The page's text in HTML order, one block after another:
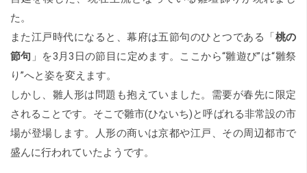
た。
また江戸時代になると、幕府は五節句のひとつである「桃の
節句 」を3月3日の節目に定めます。ここから“雛遊び”は“雛祭
り”へと姿を変えます。
しかし、雛人形は問題も抱えていました。需要が春先に限定
されることです。そこで雛市(ひないち)と呼ばれる非常設の市
場が登場します。人形の商いは京都や江戸、その周辺都市で
盛んに行われていたようです。